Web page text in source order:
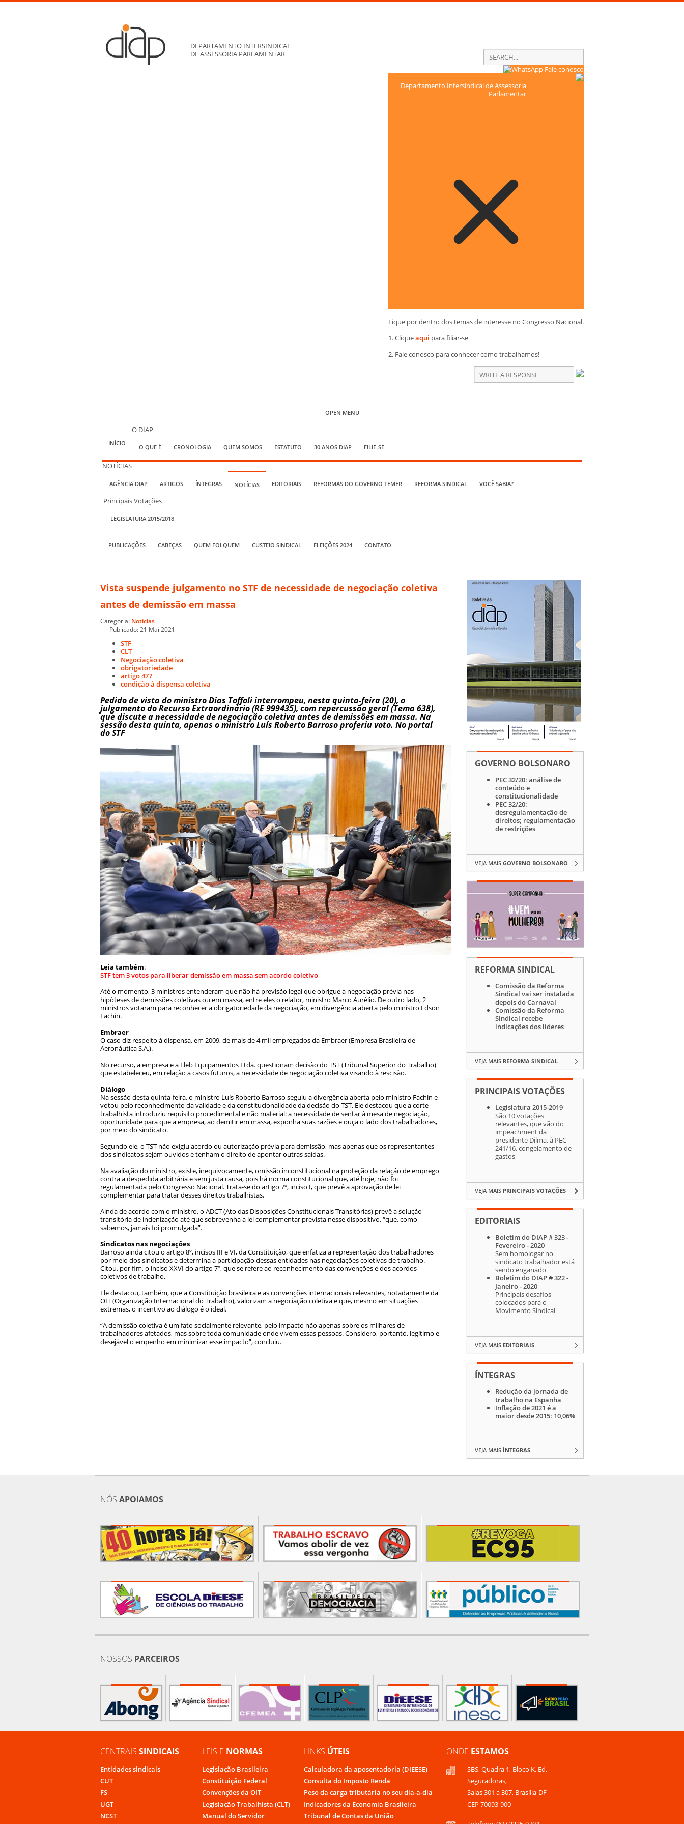
DEPARTAMENTO INTERSINDICAL
DE ASSESSORIA PARLAMENTAR
Fale conosco
Departamento Intersindical de Assessoria
Parlamentar
Fique por dentro dos temas de interesse no Congresso Nacional.
1. Cliqueaqui para filiar-se
2. Fale conosco para conhecer como trabalhamos!
OPEN MENU
INÍCIO
O DIAP
O QUE É CRONOLOGIA QUEM SOMOS ESTATUTO 30 ANOS DIAP FILIE-SE
NOTÍCIAS
AGÊNCIA DIAP ARTIGOS ÍNTEGRAS NOTÍCIAS EDITORIAIS REFORMAS DO GOVERNO TEMER REFORMA SINDICAL VOCÊ SABIA?
Principais Votações
LEGISLATURA 2015/2018
PUBLICAÇÕES CABEÇAS QUEM FOI QUEM CUSTEIO SINDICAL ELEIÇÕES 2024 CONTATO
Vista suspende julgamento no STF de necessidade de negociação coletiva
antes de demissão em massa
Categoria: Notícias
Publicado: 21 Mai 2021
STF
CLT
Negociação coletiva
obrigatoriedade
artigo 477
condição à dispensa coletiva
Pedido de vista do ministro Dias Toffoli interrompeu, nesta quinta-feira (20), o
julgamento do Recurso Extraordinário (RE 999435), com repercussão geral (Tema 638),
que discute a necessidade de negociação coletiva antes de demissões em massa. Na
sessão desta quinta, apenas o ministro Luís Roberto Barroso proferiu voto. No portal
do STF
Leia também:
STF tem 3 votos para liberar demissão em massa sem acordo coletivo
Até o momento, 3 ministros entenderam que não há previsão legal que obrigue a negociação prévia nas
hipóteses de demissões coletivas ou em massa, entre eles o relator, ministro Marco Aurélio. De outro lado, 2
ministros votaram para reconhecer a obrigatoriedade da negociação, em divergência aberta pelo ministro Edson
Fachin.
Embraer
O caso diz respeito à dispensa, em 2009, de mais de 4 mil empregados da Embraer (Empresa Brasileira de
Aeronáutica S.A.).
No recurso, a empresa e a Eleb Equipamentos Ltda. questionam decisão do TST (Tribunal Superior do Trabalho)
que estabeleceu, em relação a casos futuros, a necessidade de negociação coletiva visando à rescisão.
Diálogo
Na sessão desta quinta-feira, o ministro Luís Roberto Barroso seguiu a divergência aberta pelo ministro Fachin e
votou pelo reconhecimento da validade e da constitucionalidade da decisão do TST. Ele destacou que a corte
trabalhista introduziu requisito procedimental e não material: a necessidade de sentar à mesa de negociação,
oportunidade para que a empresa, ao demitir em massa, exponha suas razões e ouça o lado dos trabalhadores,
por meio do sindicato.
Segundo ele, o TST não exigiu acordo ou autorização prévia para demissão, mas apenas que os representantes
dos sindicatos sejam ouvidos e tenham o direito de apontar outras saídas.
Na avaliação do ministro, existe, inequivocamente, omissão inconstitucional na proteção da relação de emprego
contra a despedida arbitrária e sem justa causa, pois há norma constitucional que, até hoje, não foi
regulamentada pelo Congresso Nacional. Trata-se do artigo 7º, inciso I, que prevê a aprovação de lei
complementar para tratar desses direitos trabalhistas.
Ainda de acordo com o ministro, o ADCT (Ato das Disposições Constitucionais Transitórias) prevê a solução
transitória de indenização até que sobrevenha a lei complementar prevista nesse dispositivo, “que, como
sabemos, jamais foi promulgada”.
Sindicatos nas negociações
Barroso ainda citou o artigo 8º, incisos III e VI, da Constituição, que enfatiza a representação dos trabalhadores
por meio dos sindicatos e determina a participação dessas entidades nas negociações coletivas de trabalho.
Citou, por fim, o inciso XXVI do artigo 7º, que se refere ao reconhecimento das convenções e dos acordos
coletivos de trabalho.
Ele destacou, também, que a Constituição brasileira e as convenções internacionais relevantes, notadamente da
OIT (Organização Internacional do Trabalho), valorizam a negociação coletiva e que, mesmo em situações
extremas, o incentivo ao diálogo é o ideal.
“A demissão coletiva é um fato socialmente relevante, pelo impacto não apenas sobre os milhares de
trabalhadores afetados, mas sobre toda comunidade onde vivem essas pessoas. Considero, portanto, legítimo e
desejável o empenho em minimizar esse impacto”, concluiu.
GOVERNO BOLSONARO
PEC 32/20: análise de
conteúdo e
constitucionalidade
PEC 32/20:
desregulamentação de
direitos; regulamentação
de restrições
VEJA MAIS GOVERNO BOLSONARO
REFORMA SINDICAL
Comissão da Reforma
Sindical vai ser instalada
depois do Carnaval
Comissão da Reforma
Sindical recebe
indicações dos líderes
VEJA MAIS REFORMA SINDICAL
PRINCIPAIS VOTAÇÕES
Legislatura 2015-2019
São 10 votações
relevantes, que vão do
impeachment da
presidente Dilma, à PEC
241/16, congelamento de
gastos
VEJA MAIS PRINCIPAIS VOTAÇÕES
EDITORIAIS
Boletim do DIAP # 323 -
Fevereiro - 2020
Sem homologar no
sindicato trabalhador está
sendo enganado
Boletim do DIAP # 322 -
Janeiro - 2020
Principais desafios
colocados para o
Movimento Sindical
VEJA MAIS EDITORIAIS
ÍNTEGRAS
Redução da jornada de
trabalho na Espanha
Inflação de 2021 é a
maior desde 2015: 10,06%
VEJA MAIS ÍNTEGRAS
NÓS APOIAMOS
NOSSOS PARCEIROS
CENTRAIS SINDICAIS
Entidades sindicais
CUT
FS
UGT
NCST
LEIS E NORMAS
Legislação Brasileira
Constituição Federal
Convenções da OIT
Legislação Trabalhista (CLT)
Manual do Servidor
LINKS ÚTEIS
Calculadora da aposentadoria (DIEESE)
Consulta do Imposto Renda
Peso da carga tributária no seu dia-a-dia
Indicadores da Economia Brasileira
Tribunal de Contas da União
ONDE ESTAMOS
SBS, Quadra 1, Bloco K, Ed.
Seguradoras,
Salas 301 a 307, Brasília-DF
CEP 70093-900